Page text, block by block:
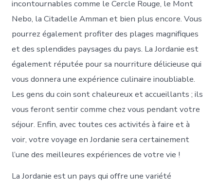
incontournables comme le Cercle Rouge, le Mont
Nebo, la Citadelle Amman et bien plus encore. Vous
pourrez également profiter des plages magnifiques
et des splendides paysages du pays. La Jordanie est
également réputée pour sa nourriture délicieuse qui
vous donnera une expérience culinaire inoubliable.
Les gens du coin sont chaleureux et accueillants ; ils
vous feront sentir comme chez vous pendant votre
séjour. Enfin, avec toutes ces activités à faire et à
voir, votre voyage en Jordanie sera certainement
l’une des meilleures expériences de votre vie !
La Jordanie est un pays qui offre une variété